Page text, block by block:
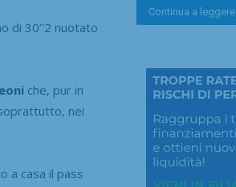
di 30’’2 nuotato
che, pur in
nei
a casa il pass
Continua a leggere